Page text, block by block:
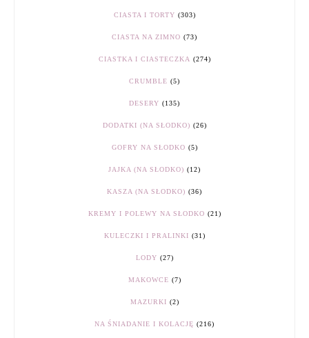
CIASTA I TORTY (303)
CIASTA NA ZIMNO (73)
CIASTKA I CIASTECZKA (274)
CRUMBLE (5)
DESERY (135)
DODATKI (NA SŁODKO) (26)
GOFRY NA SŁODKO (5)
JAJKA (NA SŁODKO) (12)
KASZA (NA SŁODKO) (36)
KREMY I POLEWY NA SŁODKO (21)
KULECZKI I PRALINKI (31)
LODY (27)
MAKOWCE (7)
MAZURKI (2)
NA ŚNIADANIE I KOLACJĘ (216)